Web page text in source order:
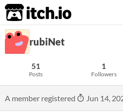
itch.io
rubiNet
51
Posts
1
Followers
A member registered Jun 14,